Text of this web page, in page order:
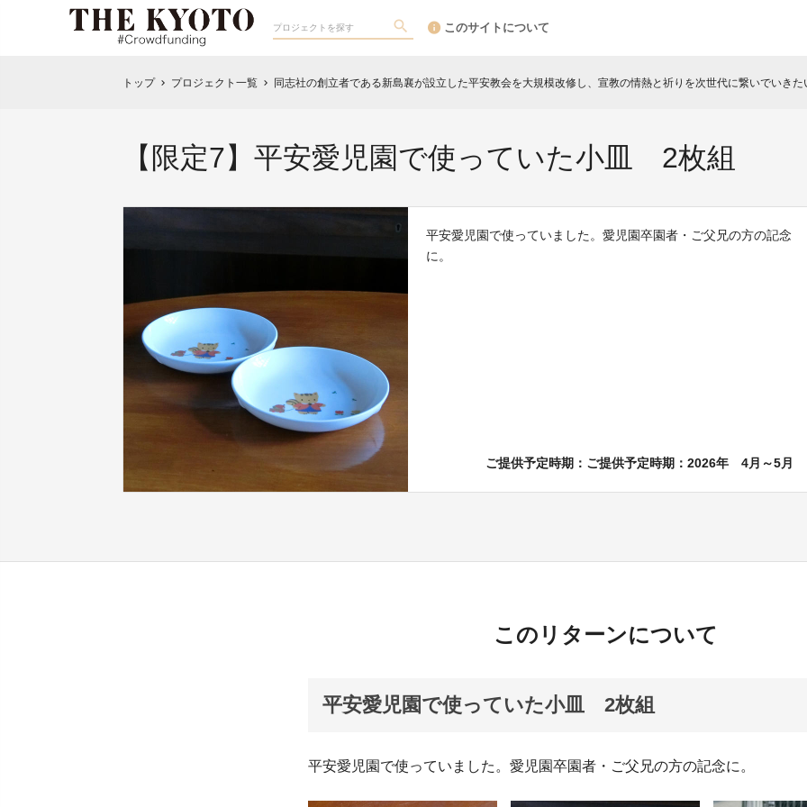
このサイトについて
トップ chevron_right プロジェクト一覧 chevron_right 同志社の創立者である新島襄が設立した平安教会を大規模改修し、宣教の情熱と祈りを次世代に繋いでいきた
【限定7】平安愛児園で使っていた小皿 2枚組
平安愛児園で使っていました。愛児園卒園者・ご父兄の方の記念
に。
ご提供予定時期：ご提供予定時期：2026年 4月～5月
このリターンについて
平安愛児園で使っていた小皿 2枚組
平安愛児園で使っていました。愛児園卒園者・ご父兄の方の記念に。